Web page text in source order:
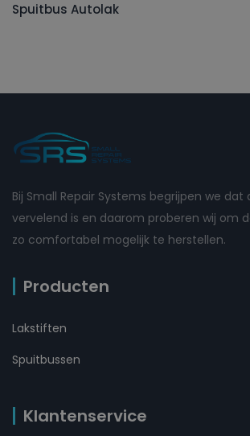
Spuitbus Autolak
Bij Small Repair Systems begrijpen we
vervelend is en daarom proberen wij om
zo comfortabel mogelijk te herstellen.
Producten
Lakstiften
Spuitbussen
Klantenservice